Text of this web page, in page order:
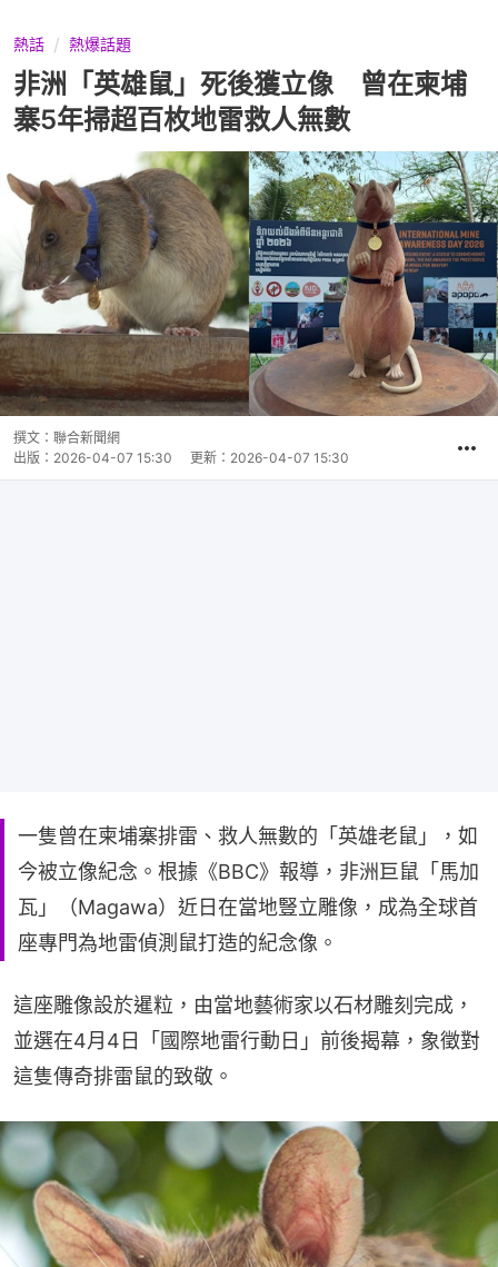
熱話 熱爆話題
非洲「英雄鼠」死後獲立像 曾在柬埔
寨5年掃超百枚地雷救人無數
撰文： 聯合新聞網
出版： 2026-04-07 15:30 更新： 2026-04-07 15:30
一隻曾在柬埔寨排雷、救人無數的「英雄老鼠」，如
今被立像紀念。根據《BBC》報導，非洲巨鼠「馬加
瓦」（Magawa）近日在當地豎立雕像，成為全球首
座專門為地雷偵測鼠打造的紀念像。
這座雕像設於暹粒，由當地藝術家以石材雕刻完成，
並選在4月4日「國際地雷行動日」前後揭幕，象徵對
這隻傳奇排雷鼠的致敬。